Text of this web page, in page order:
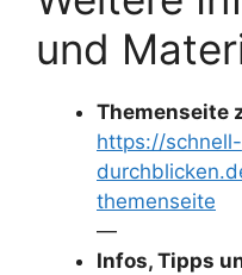
und
Themenseite
https://schnell-
themenseite
—
Infos, Tipps